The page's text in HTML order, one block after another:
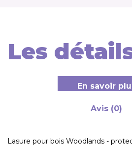
Les
En savoir
Avis (0)
Lasure pour bois Woodlands -